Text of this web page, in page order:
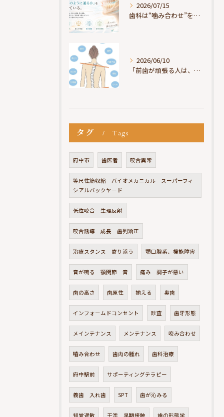
2026/07/15
歯科は“噛み合わせ”を見ているが、身体は“通り道”を見ている
2026/06/10
「前歯が頑張る人は、だいたい疲れている」
タグ Tags
府中市 歯医者 咬合異常
等尺性筋収縮 バイオメカニカル スーパーフィ
シアルバックヤード
低位咬合 生理反射
咬合誘導 成長 歯列矯正
治療スタンス 寄り添う 顎口腔系、機能障害
音が鳴る 顎関節 音 痛み 調子が悪い
歯の高さ 歯原性 揃える 奥歯
インフォームドコンセント 診査 歯牙形態
メインテナンス メンテナンス 咬み合わせ
嚙み合わせ 歯肉の腫れ 歯科治療
府中駅前 サポーティングテラピー
義歯 入れ歯 SPT 歯が沁みる
知覚過敏 干渉 早期接触 歯の形態学